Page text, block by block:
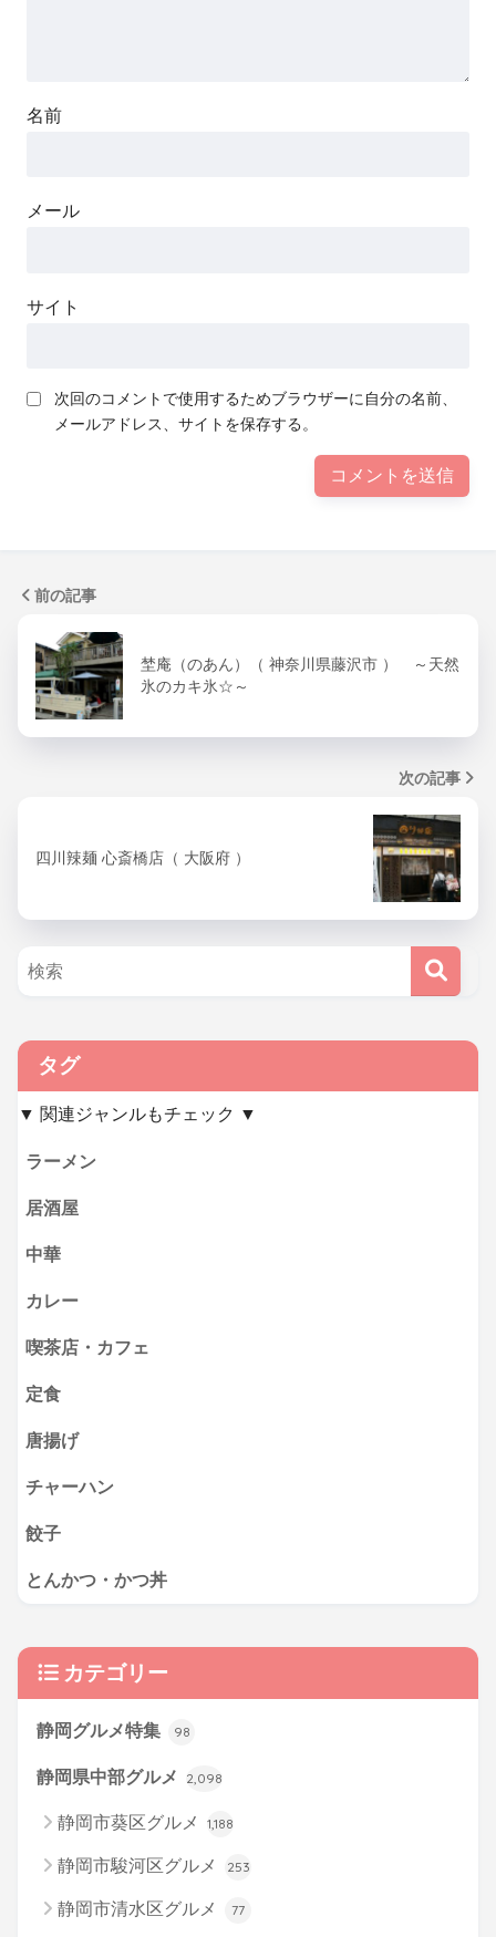
名前
メール
サイト
次回のコメントで使用するためブラウザーに自分の名前、
メールアドレス、サイトを保存する。
前の記事
埜庵（のあん）（ 神奈川県藤沢市 ） ～天然
氷のカキ氷☆～
次の記事
四川辣麺 心斎橋店（ 大阪府 ）
タグ
▼ 関連ジャンルもチェック ▼
ラーメン
居酒屋
中華
カレー
喫茶店・カフェ
定食
唐揚げ
チャーハン
餃子
とんかつ・かつ丼
カテゴリー
静岡グルメ特集 98
静岡県中部グルメ 2,098
静岡市葵区グルメ 1,188
静岡市駿河区グルメ 253
静岡市清水区グルメ 77